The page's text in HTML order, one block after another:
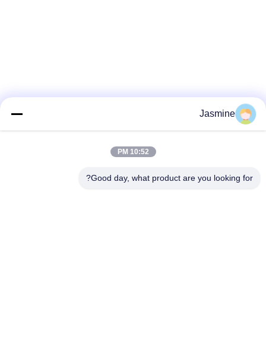
Jasmine
10:52 PM
Good day, what product are you looking for?